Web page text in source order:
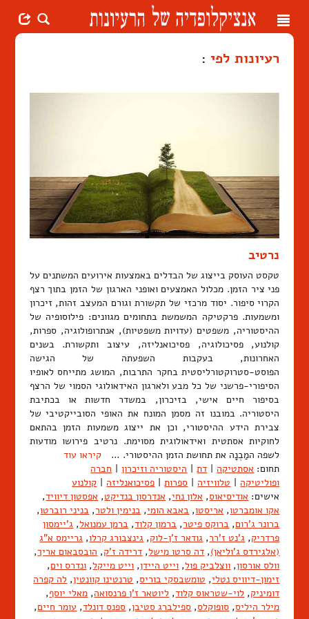
Toggle
רעיונות לפי :
נרטיב
טקסט העוסק בייצוג של הבדלים באמצעות אירועים המשתנים על
פני ציר הזמן. מכלול האמצעים ואופני הארגון של הזמן בתוך רצף
הקרוי סיפור. יסוד מרכזי של תקשורת וגורם המעצב זהות, זיכרון
ומשמעות. פרקטיקה המשמשת בתחומים מגוונים: פילוסופיה של
ההיסטוריה, משפטים (עדויות משפטיות), אנתרופולוגיה, ספרות,
קולנוע, פסיכולוגיה, פסיכואנליזה, עיצוב ותקשורת. בשנים
האחרונות, בעקבות השפעתה של הגישה
הפוסט-סטרוקטורליסטית בחקר התרבות, המושג מתייחס לאופיו
הסיפורי-פרשני של כל מבע ולארגון האידאולוגי הסמוי של הרצף
בסיפור חיים אישי, בזיכרון, במשדר חדשות או בכתיבת
היסטוריה. במובנו זה מסמן המונח את האופי הסובייקטיבי של
צבירת הידע ההיסטורי, וכן את ייצוג משמעות הזמן בהתאם
לחוקיות אסתטית ואידאולוגית מסוימת. נרטיב פירושו מודעות
לשפה המַבְנָה את תחושת הזמן ההיסטורי. … קיראו עוד
תחום: אסתטיקה | דת | היסטוריה וזיכרון | חברה
ופוליטיקה | טלוויזיה | ספרות | פסיכואנליזה | קולנוע
אישים: אודיסיאוס, אלון נחי, אנדרסון בנדיקט, אפסטון דיוויד,
אקו אומברטו, אריסטו, באבא הומי, בנימין ולטר, בניני רוברטו,
ברונר ג'רום, ברוקס פיטר, ברמון קלוד, ברמן עמנואל, ג'יימסון
פרדריק, ג'נט ז'רר, גודאר ז'ן-לוק, גינצבורג קרלו, גריימס א"ג
(אלגירדס ג'וליאן), דה סרטו מישל, דרידה ז'ק, הובסבאום אריך,
וולס אורסון, ווצלביק פול, וייט היידן, וייט מייקל, ונדרס וים,
זימון-דיוויס נטלי, טומשבסקי בוריס, טרנטינו קוונטין, לה קפרה
דומיניק, לוי-שטראוס קלוד, ליוטאר ז'ן פרנסואה, מאלי יוסף,
מילר היליס, סופוקלס, ספילברג סטיבן, ספנס דונלד, עומר חיים,